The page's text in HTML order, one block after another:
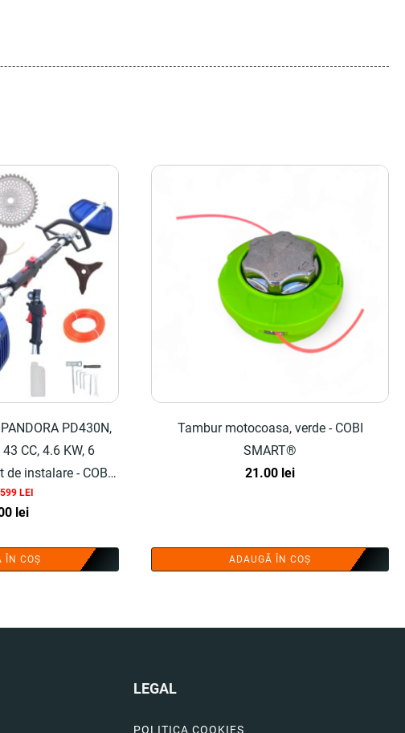
PD430N,
CC, 4.6 KW, 6
instalare - COBI
LEI
lei
ÎN COȘ
Tambur motocoasa, verde - COBI
SMART®
21.00 lei
ADAUGĂ ÎN COȘ
LEGAL
POLITICA COOKIES